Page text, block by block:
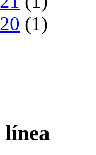
(1)
línea